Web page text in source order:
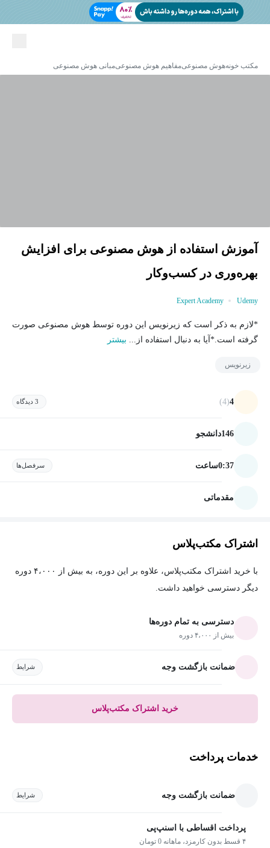
مکتب خونههوش مصنوعیمفاهیم هوش مصنوعیمبانی هوش مصنوعی
آموزش استفاده از هوش مصنوعی برای افزایش
بهره‌وری در کسب‌وکار
Udemy
Expert Academy
*لازم به ذکر است که زیرنویس این دوره توسط هوش مصنوعی صورت
گرفته است.*آیا به دنبال استفاده از... بیشتر
زیرنویس
4
(4) 3 دیدگاه
146دانشجو
0:37ساعت سرفصل‌ها
مقدماتی
اشتراک مکتب‌پلاس
با خرید اشتراک مکتب‌پلاس، علاوه بر این دوره، به بیش از ۴،۰۰۰ دوره
دیگر دسترسی خواهید داشت.
دسترسی به تمام دوره‌ها
بیش از ۴،۰۰۰ دوره
ضمانت بازگشت وجه شرایط
خرید اشتراک مکتب‌پلاس
خدمات پرداخت
ضمانت بازگشت وجه شرایط
پرداخت اقساطی با اسنپ‌پی
۴ قسط بدون کارمزد، ماهانه 0 تومان